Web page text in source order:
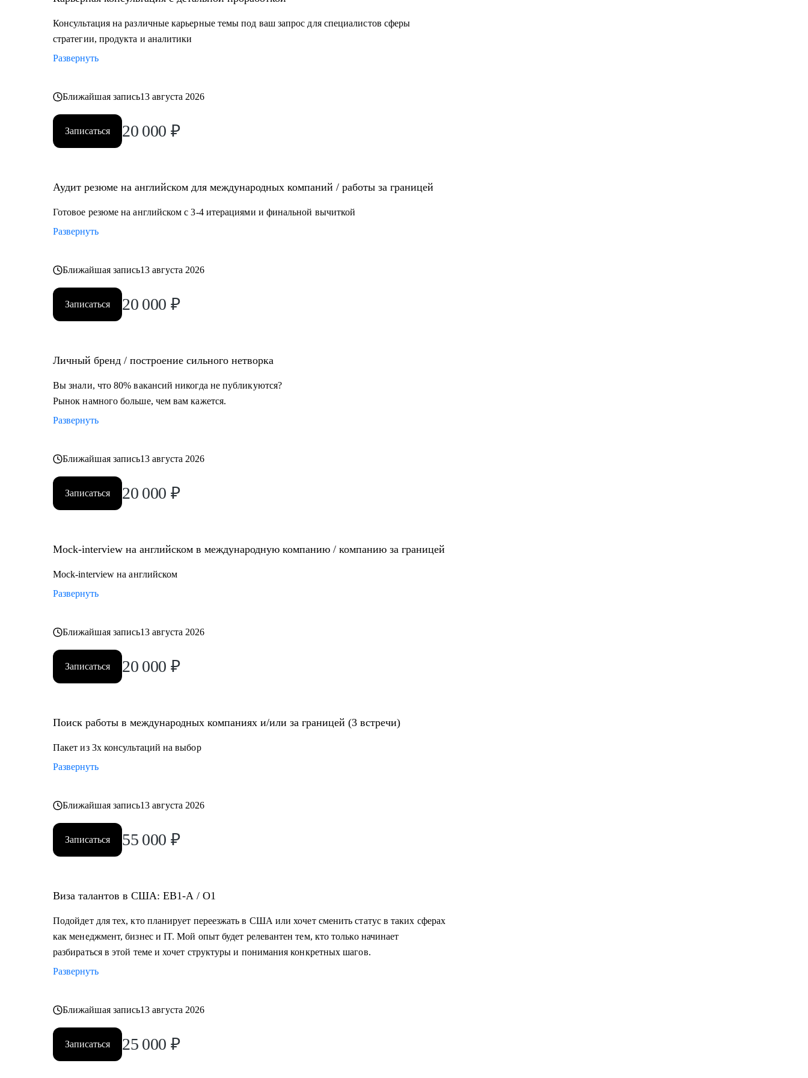
Кому могу помочь:
Product Management, Project Management
• Думает об иммиграции в США по визе талантов О1 / ЕВ1-А
• Хочет поступить в топовые бизнес школы в Европе
Консультация на различные карьерные темы под ваш запрос для специалистов сферы
стратегии, продукта и аналитики
Развернуть
Ближайшая запись13 августа 2026
Записаться 20 000 ₽
Аудит резюме на английском для международных компаний / работы за границей
Готовое резюме на английском с 3-4 итерациями и финальной вычиткой
Развернуть
Ближайшая запись13 августа 2026
Записаться 20 000 ₽
Личный бренд / построение сильного нетворка
Вы знали, что 80% вакансий никогда не публикуются?
Рынок намного больше, чем вам кажется.
Развернуть
Ближайшая запись13 августа 2026
Записаться 20 000 ₽
Mock-interview на английском в международную компанию / компанию за границей
Mock-interview на английском
Развернуть
Ближайшая запись13 августа 2026
Записаться 20 000 ₽
Поиск работы в международных компаниях и/или за границей (3 встречи)
Пакет из 3х консультаций на выбор
Развернуть
Ближайшая запись13 августа 2026
Записаться 55 000 ₽
Виза талантов в США: EB1-A / O1
Подойдет для тех, кто планирует переезжать в США или хочет сменить статус в таких сферах
как менеджмент, бизнес и IT. Мой опыт будет релевантен тем, кто только начинает
разбираться в этой теме и хочет структуры и понимания конкретных шагов.
Развернуть
Ближайшая запись13 августа 2026
Записаться 25 000 ₽